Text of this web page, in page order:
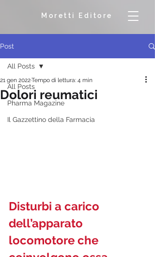
Moretti Editore
Post
All Posts
Pharma Magazine
Il Gazzettino della Farmacia
All Posts
Dolori reumatici
21 gen 2022Tempo di lettura: 4 min
Disturbi a carico
dell’apparato
locomotore che